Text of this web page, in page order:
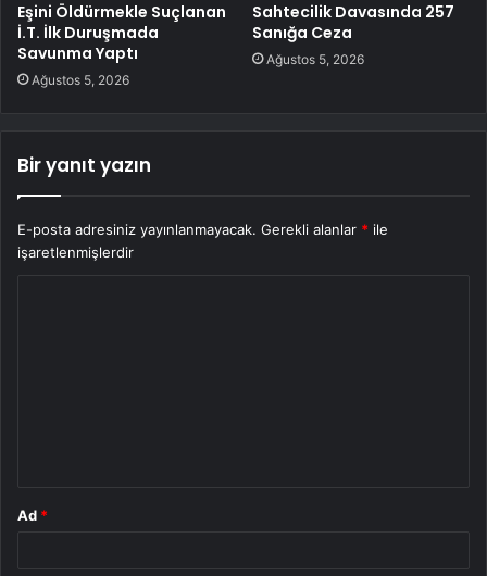
Eşini Öldürmekle Suçlanan
İ.T. İlk Duruşmada
Savunma Yaptı
Ağustos 5, 2026
Sahtecilik Davasında 257
Sanığa Ceza
Ağustos 5, 2026
Bir yanıt yazın
E-posta adresiniz yayınlanmayacak. Gerekli alanlar * ile
işaretlenmişlerdir
Ad *